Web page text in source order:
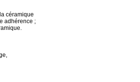
céramique
adhérence ;